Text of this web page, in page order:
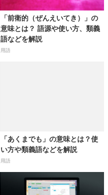
「前衛的（ぜんえいてき）」の
意味とは？ 語源や使い方、類義
語などを解説
用語
「あくまでも」の意味とは？使
い方や類義語などを解説
用語